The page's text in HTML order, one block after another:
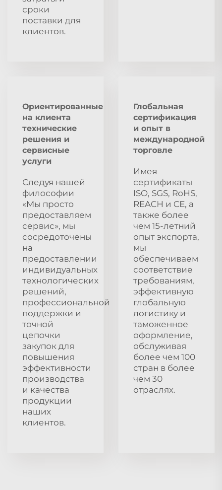
сроки
поставки для
клиентов.
Ориентированные
на клиента
технические
решения и
сервисные
услуги
Следуя нашей
философии
«Мы просто
предоставляем
сервис», мы
сосредоточены
на
предоставлении
индивидуальных
технологических
решений,
профессиональной
поддержки и
точной
цепочки
закупок для
повышения
эффективности
производства
и качества
продукции
наших
клиентов.
Глобальная
сертификация
и опыт в
международной
торговле
Имея
сертификаты
ISO, SGS, RoHS,
REACH и CE, а
также более
чем 15-летний
опыт экспорта,
мы
обеспечиваем
соответствие
требованиям,
эффективную
глобальную
логистику и
таможенное
оформление,
обслуживая
более чем 100
стран в более
чем 30
отраслях.